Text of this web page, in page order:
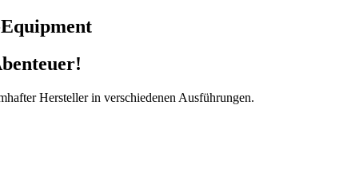
Hersteller in verschiedenen Ausführungen.